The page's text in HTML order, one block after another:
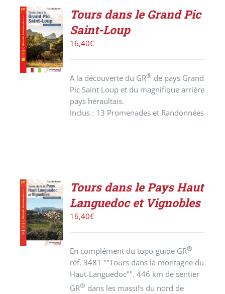
ACHETER
LE
PRODUIT
/
DÉTAILS
Tours dans le Grand Pic
Saint-Loup
16,40€
A la découverte du GR® de pays Grand
Pic Saint Loup et du magnifique arrière
pays héraultais.
Inclus : 13 Promenades et Randonnées
ACHETER
PRODUIT
/
DÉTAILS
Tours dans le Pays Haut
Languedoc et Vignobles
16,40€
En complément du topo-guide GR®
réf. 3481 ""Tours dans la montagne du
Haut-Languedoc"". 446 km de sentier
GR® dans les massifs du nord de